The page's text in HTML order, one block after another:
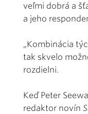
veľmi dobrá a
a jeho
„Kombinácia
tak skvelo
rozdielni.
Keď Peter
redaktor novín